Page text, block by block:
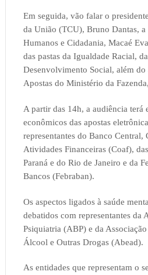
Em seguida, vão falar o
da União (TCU), Bruno Dantas,
Humanos e Cidadania, Macaé
das pastas da Igualdade Racial,
Desenvolvimento Social, além do
Apostas do Ministério da
A partir das 14h, a audiência terá
econômicos das apostas
representantes do Banco Central,
Atividades Financeiras (Coaf),
Paraná e do Rio de Janeiro e da
Bancos (Febraban).
Os aspectos ligados à saúde
debatidos com representantes da
Psiquiatria (ABP) e da
Álcool e Outras Drogas (Abead).
As entidades que representam o